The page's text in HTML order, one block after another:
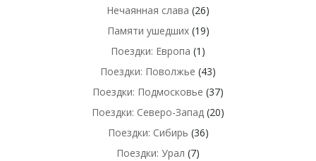
Нечаянная слава (26)
Памяти ушедших(19)
Поездки: Европа (1)
Поездки: Поволжье (43)
Поездки: Подмосковье (37)
Поездки: Северо-Запад (20)
Поездки: Сибирь (36)
Поездки: Урал (7)